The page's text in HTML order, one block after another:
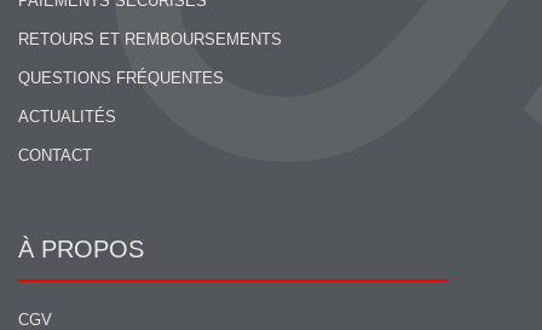
RETOURS ET REMBOURSEMENTS
QUESTIONS FRÉQUENTES
ACTUALITÉS
CONTACT
À PROPOS
CGV